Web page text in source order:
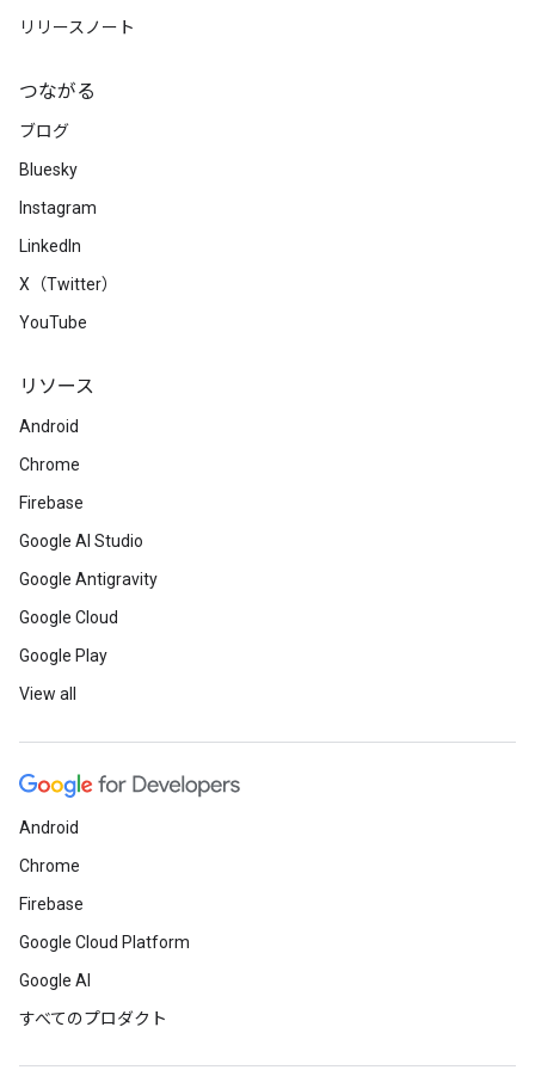
リリースノート
つながる
ブログ
Bluesky
Instagram
LinkedIn
X（Twitter）
YouTube
リソース
Android
Chrome
Firebase
Google AI Studio
Google Antigravity
Google Cloud
Google Play
View all
Android
Chrome
Firebase
Google Cloud Platform
Google AI
すべてのプロダクト